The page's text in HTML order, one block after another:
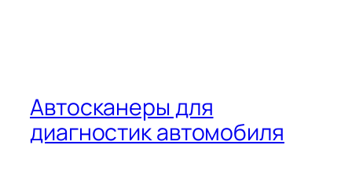
Автосканеры для
диагностик автомобиля